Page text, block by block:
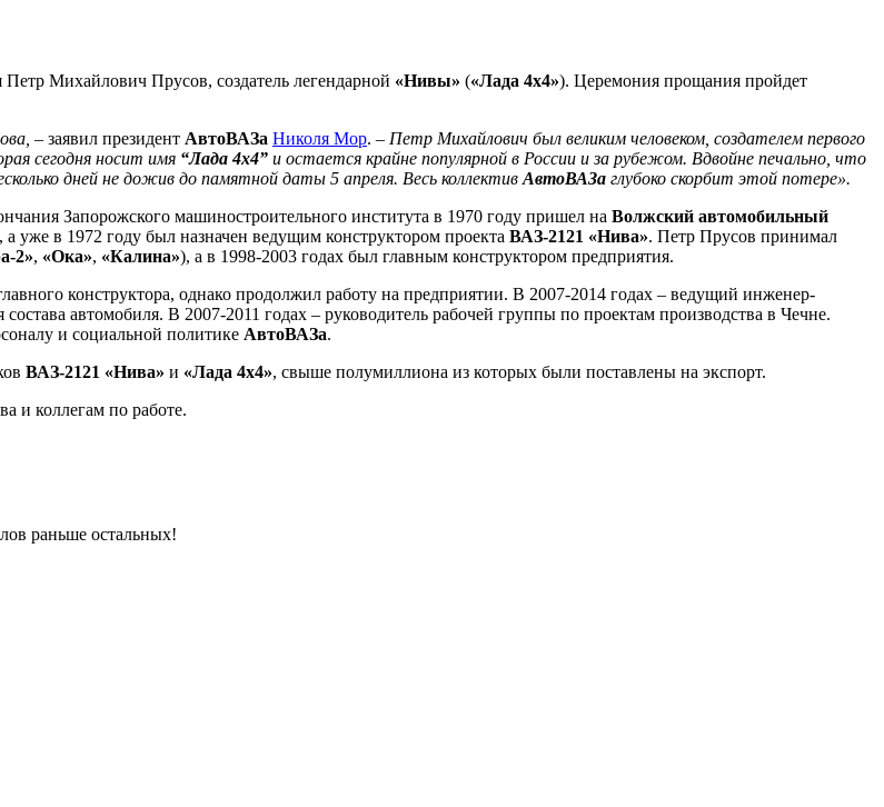
Михайлович Прусов, создатель легендарной «Нивы» («Лада 4х4»). Церемония прощания пройдет
– заявил президент АвтоВАЗа Николя Мор. – Петр Михайлович был великим человеком, создателем первого
сегодня носит имя “Лада 4х4” и остается крайне популярной в России и за рубежом. Вдвойне печально, что
дней не дожив до памятной даты 5 апреля. Весь коллектив АвтоВАЗа глубоко скорбит этой потере».
Запорожского машиностроительного института в 1970 году пришел на Волжский автомобильный
уже в 1972 году был назначен ведущим конструктором проекта ВАЗ-2121 «Нива». Петр Прусов принимал
2», «Ока», «Калина»), а в 1998-2003 годах был главным конструктором предприятия.
конструктора, однако продолжил работу на предприятии. В 2007-2014 годах – ведущий инженер-
автомобиля. В 2007-2011 годах – руководитель рабочей группы по проектам производства в Чечне.
и социальной политике АвтоВАЗа.
ВАЗ-2121 «Нива» и «Лада 4х4», свыше полумиллиона из которых были поставлены на экспорт.
и коллегам по работе.
раньше остальных!